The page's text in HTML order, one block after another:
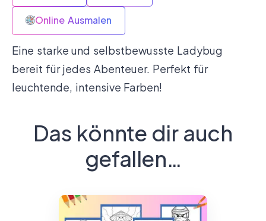
Online Ausmalen
Eine starke und selbstbewusste Ladybug
bereit für jedes Abenteuer. Perfekt für
leuchtende, intensive Farben!
Das könnte dir auch
gefallen…